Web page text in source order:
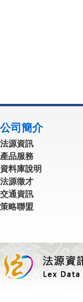
公司簡介
法源資訊
產品服務
資料庫說明
法源徵才
交通資訊
策略聯盟